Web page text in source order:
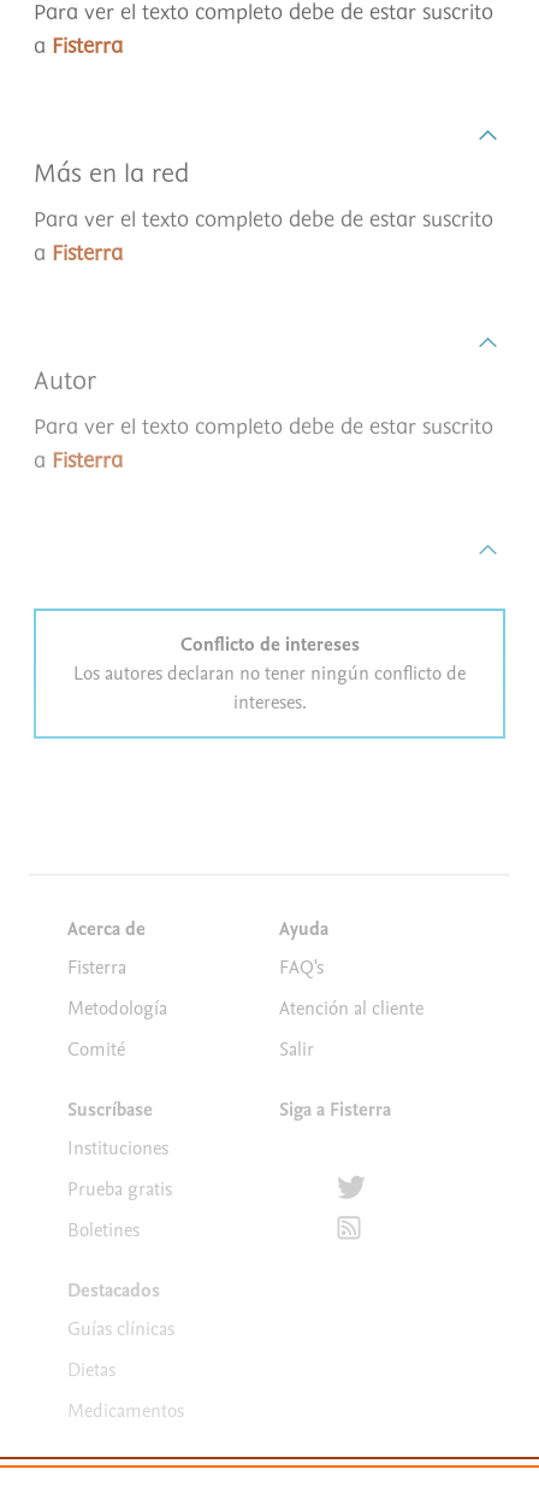
Para ver el texto completo debe de estar suscrito
a Fisterra
Más en la red
Para ver el texto completo debe de estar suscrito
a Fisterra
Autor
Para ver el texto completo debe de estar suscrito
a Fisterra
Conflicto de intereses
Los autores declaran no tener ningún conflicto de
intereses.
Acerca de
Fisterra
Metodología
Comité
Suscríbase
Instituciones
Prueba gratis
Boletines
Destacados
Guías clínicas
Dietas
Medicamentos
Ayuda
FAQ's
Atención al cliente
Salir
Siga a Fisterra
Síguenos en Twitter
Suscríbete para recibir